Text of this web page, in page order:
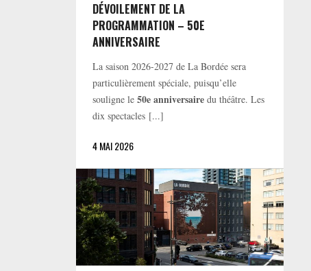
DÉVOILEMENT DE LA
PROGRAMMATION – 50E
ANNIVERSAIRE
La saison 2026-2027 de La Bordée sera
particulièrement spéciale, puisqu’elle
souligne le50e anniversaire du théâtre. Les
dix spectacles [...]
4 MAI 2026